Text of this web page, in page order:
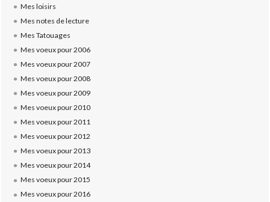
Mes loisirs
Mes notes de lecture
Mes Tatouages
Mes voeux pour 2006
Mes voeux pour 2007
Mes voeux pour 2008
Mes voeux pour 2009
Mes voeux pour 2010
Mes voeux pour 2011
Mes voeux pour 2012
Mes voeux pour 2013
Mes voeux pour 2014
Mes voeux pour 2015
Mes voeux pour 2016